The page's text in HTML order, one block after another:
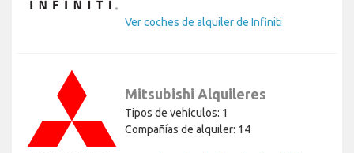
Ver coches de alquiler de Infiniti
Mitsubishi Alquileres
Tipos de vehículos: 1
Compañías de alquiler: 14